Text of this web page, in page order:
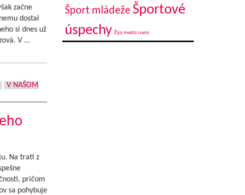
začne
dostal
si dnes už
V …
V NAŠOM
Na trati z
pričom
sa pohybuje
Šport mládeže Športové
úspechy Žijú medzi nami